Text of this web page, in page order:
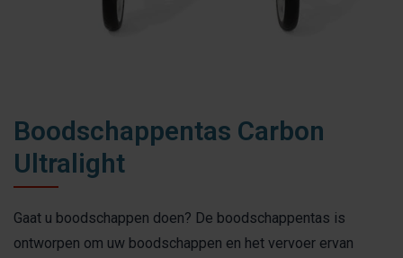
Boodschappentas Carbon
Ultralight
Gaat u boodschappen doen? De boodschappentas is
ontworpen om uw boodschappen en het vervoer ervan